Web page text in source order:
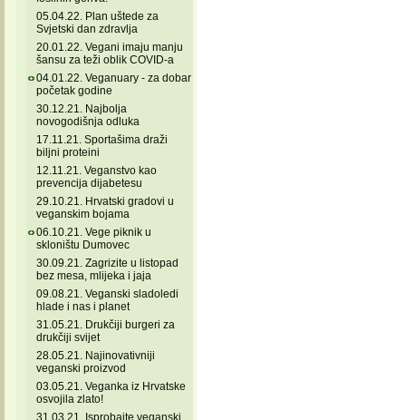
05.04.22. Plan uštede za
Svjetski dan zdravlja
20.01.22. Vegani imaju manju
šansu za teži oblik COVID-a
04.01.22. Veganuary - za dobar
početak godine
30.12.21. Najbolja
novogodišnja odluka
17.11.21. Sportašima draži
biljni proteini
12.11.21. Veganstvo kao
prevencija dijabetesu
29.10.21. Hrvatski gradovi u
veganskim bojama
06.10.21. Vege piknik u
skloništu Dumovec
30.09.21. Zagrizite u listopad
bez mesa, mlijeka i jaja
09.08.21. Veganski sladoledi
hlade i nas i planet
31.05.21. Drukčiji burgeri za
drukčiji svijet
28.05.21. Najinovativniji
veganski proizvod
03.05.21. Veganka iz Hrvatske
osvojila zlato!
31.03.21. Isprobajte veganski